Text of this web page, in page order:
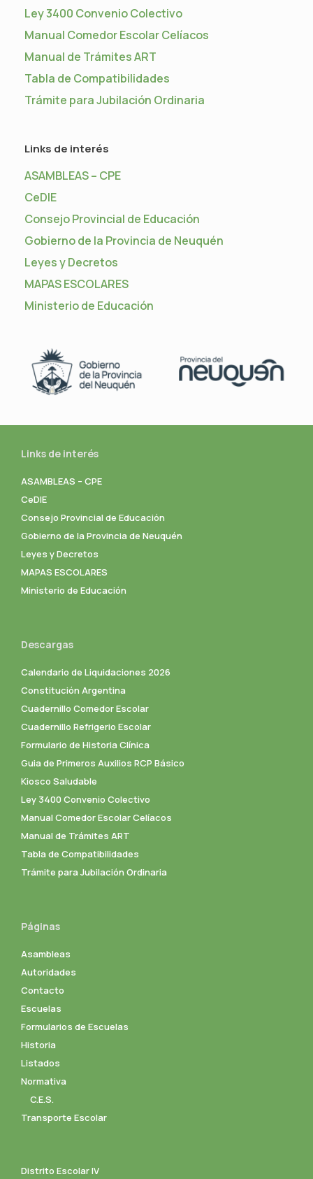
Ley 3400 Convenio Colectivo
Manual Comedor Escolar Celíacos
Manual de Trámites ART
Tabla de Compatibilidades
Trámite para Jubilación Ordinaria
Links de interés
ASAMBLEAS – CPE
CeDIE
Consejo Provincial de Educación
Gobierno de la Provincia de Neuquén
Leyes y Decretos
MAPAS ESCOLARES
Ministerio de Educación
Links de interés
ASAMBLEAS – CPE
CeDIE
Consejo Provincial de Educación
Gobierno de la Provincia de Neuquén
Leyes y Decretos
MAPAS ESCOLARES
Ministerio de Educación
Descargas
Calendario de Liquidaciones 2026
Constitución Argentina
Cuadernillo Comedor Escolar
Cuadernillo Refrigerio Escolar
Formulario de Historia Clínica
Guia de Primeros Auxilios RCP Básico
Kiosco Saludable
Ley 3400 Convenio Colectivo
Manual Comedor Escolar Celíacos
Manual de Trámites ART
Tabla de Compatibilidades
Trámite para Jubilación Ordinaria
Páginas
Asambleas
Autoridades
Contacto
Escuelas
Formularios de Escuelas
Historia
Listados
Normativa
C.E.S.
Transporte Escolar
Distrito Escolar IV